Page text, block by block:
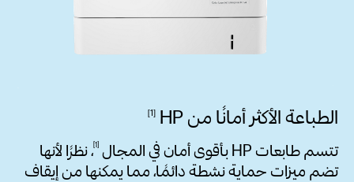
الطباعة الأكثر أمانًا من HP
1
تتسم طابعات HP بأقوى أمان في المجال 1، نظرًا لأنها
تضم ميزات حماية نشطة دائمًا، مما يمكنها من إيقاف